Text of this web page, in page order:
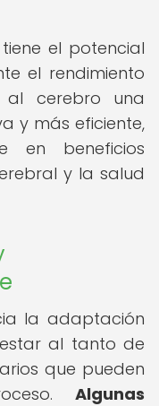
el potencial
el rendimiento
al cerebro una
y más eficiente,
en beneficios
y la salud
la adaptación
al tanto de
que pueden
Algunas